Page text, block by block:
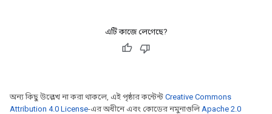
এটি কাজে লেগেছে?
অন্য কিছু উল্লেখ না করা থাকলে, এই পৃষ্ঠার কন্টেন্ট Creative Commons
Attribution 4.0 License-এর অধীনে এবং কোডের নমুনাগুলিApache 2.0